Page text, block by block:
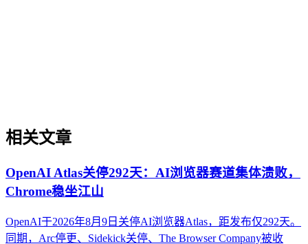
相关文章
OpenAI Atlas关停292天：AI浏览器赛道集体溃败，
Chrome稳坐江山
OpenAI于2026年8月9日关停AI浏览器Atlas，距发布仅292天。
同期，Arc停更、Sidekick关停、The Browser Company被收